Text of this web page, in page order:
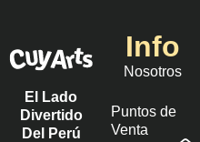
El Lado
Divertido
Del Perú
Info
Nosotros
Puntos de
Venta